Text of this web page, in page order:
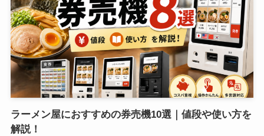
ラーメン屋におすすめの券売機10選｜値段や使い方を
解説！